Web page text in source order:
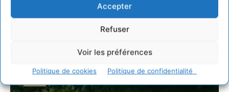
Accepter
Refuser
Voir les préférences
Politique de cookies Politique de confidentialité
7 indicateurs pour des villes résilientes et durables,
adaptées au changement climatique